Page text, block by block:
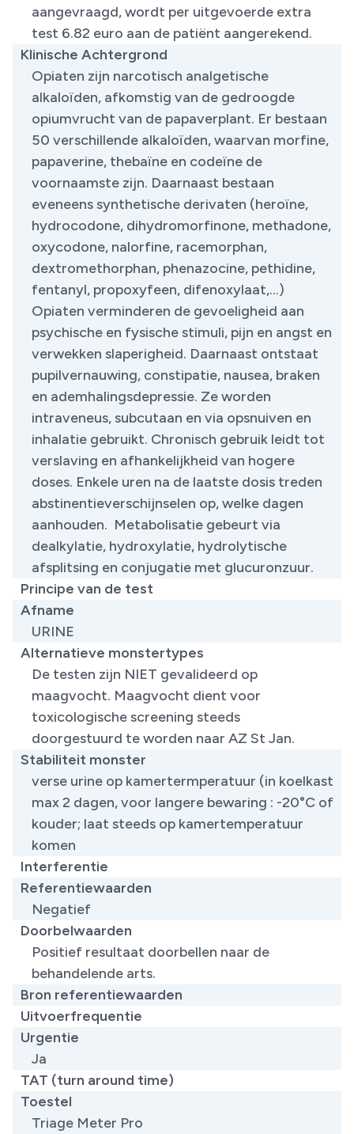
aangevraagd, wordt per uitgevoerde extra
test 6.82 euro aan de patiënt aangerekend.
Klinische Achtergrond
Opiaten zijn narcotisch analgetische
alkaloïden, afkomstig van de gedroogde
opiumvrucht van de papaverplant. Er bestaan
50 verschillende alkaloïden, waarvan morfine,
papaverine, thebaïne en codeïne de
voornaamste zijn. Daarnaast bestaan
eveneens synthetische derivaten (heroïne,
hydrocodone, dihydromorfinone, methadone,
oxycodone, nalorfine, racemorphan,
dextromethorphan, phenazocine, pethidine,
fentanyl, propoxyfeen, difenoxylaat,…)
Opiaten verminderen de gevoeligheid aan
psychische en fysische stimuli, pijn en angst en
verwekken slaperigheid. Daarnaast ontstaat
pupilvernauwing, constipatie, nausea, braken
en ademhalingsdepressie. Ze worden
intraveneus, subcutaan en via opsnuiven en
inhalatie gebruikt. Chronisch gebruik leidt tot
verslaving en afhankelijkheid van hogere
doses. Enkele uren na de laatste dosis treden
abstinentieverschijnselen op, welke dagen
aanhouden. Metabolisatie gebeurt via
dealkylatie, hydroxylatie, hydrolytische
afsplitsing en conjugatie met glucuronzuur.
Principe van de test
Afname
URINE
Alternatieve monstertypes
De testen zijn NIET gevalideerd op
maagvocht. Maagvocht dient voor
toxicologische screening steeds
doorgestuurd te worden naar AZ St Jan.
Stabiliteit monster
verse urine op kamertermperatuur (in koelkast
max 2 dagen, voor langere bewaring : -20°C of
kouder; laat steeds op kamertemperatuur
komen
Interferentie
Referentiewaarden
Negatief
Doorbelwaarden
Positief resultaat doorbellen naar de
behandelende arts.
Bron referentiewaarden
Uitvoerfrequentie
Urgentie
Ja
TAT (turn around time)
Toestel
Triage Meter Pro